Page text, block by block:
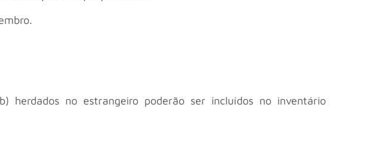
herdados no estrangeiro poderão ser incluídos no inventário